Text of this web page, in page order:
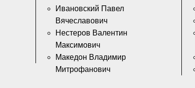
Ивановский Павел
Вячеславович
Нестеров Валентин
Максимович
Македон Владимир
Митрофанович